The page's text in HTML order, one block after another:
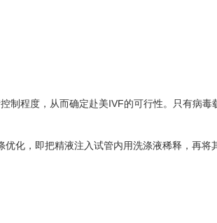
程度，从而确定赴美IVF的可行性。只有病
化，即把精液注入试管内用洗涤液稀释，再将